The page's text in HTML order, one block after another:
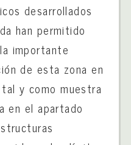
desarrollados
han permitido
importante
de esta zona en
y como muestra
en el apartado